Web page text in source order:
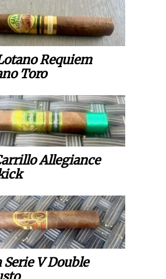
Requiem
Toro
Allegiance
Serie V Double